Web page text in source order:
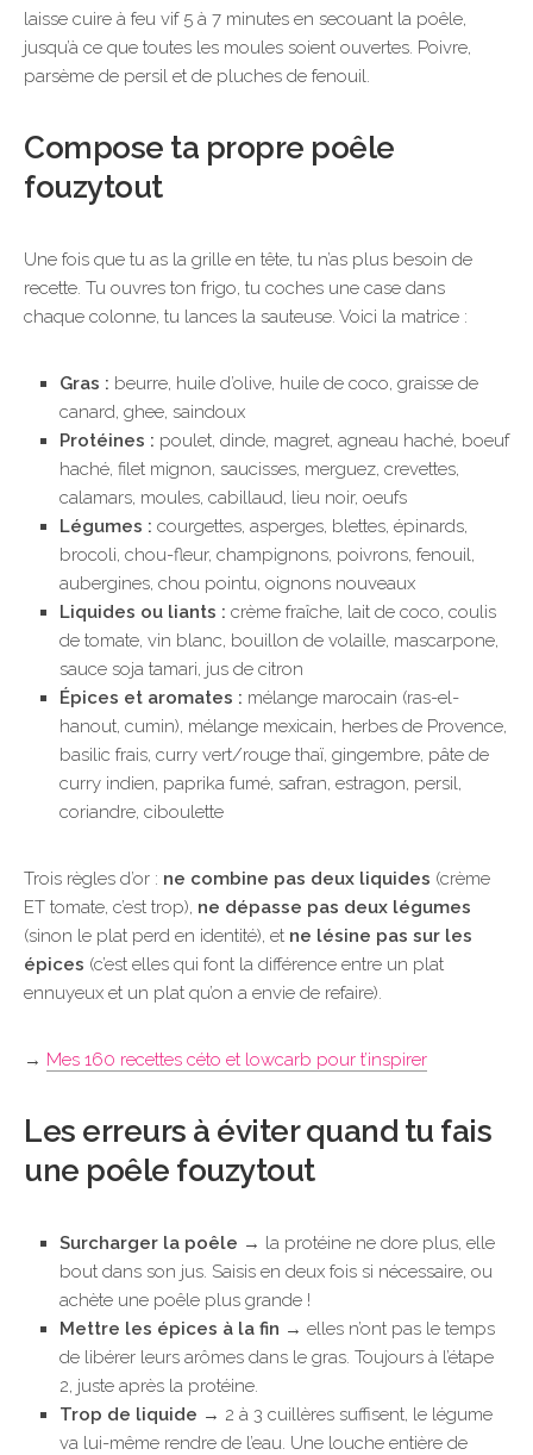
laisse cuire à feu vif 5 à 7 minutes en secouant la poêle,
jusqu’à ce que toutes les moules soient ouvertes. Poivre,
parsème de persil et de pluches de fenouil.
Compose ta propre poêle
fouzytout
Une fois que tu as la grille en tête, tu n’as plus besoin de
recette. Tu ouvres ton frigo, tu coches une case dans
chaque colonne, tu lances la sauteuse. Voici la matrice :
Gras : beurre, huile d’olive, huile de coco, graisse de
canard, ghee, saindoux
Protéines : poulet, dinde, magret, agneau haché, boeuf
haché, filet mignon, saucisses, merguez, crevettes,
calamars, moules, cabillaud, lieu noir, oeufs
Légumes : courgettes, asperges, blettes, épinards,
brocoli, chou-fleur, champignons, poivrons, fenouil,
aubergines, chou pointu, oignons nouveaux
Liquides ou liants : crème fraîche, lait de coco, coulis
de tomate, vin blanc, bouillon de volaille, mascarpone,
sauce soja tamari, jus de citron
Épices et aromates : mélange marocain (ras-el-
hanout, cumin), mélange mexicain, herbes de Provence,
basilic frais, curry vert/rouge thaï, gingembre, pâte de
curry indien, paprika fumé, safran, estragon, persil,
coriandre, ciboulette
Trois règles d’or : ne combine pas deux liquides (crème
ET tomate, c’est trop), ne dépasse pas deux légumes
(sinon le plat perd en identité), et ne lésine pas sur les
épices (c’est elles qui font la différence entre un plat
ennuyeux et un plat qu’on a envie de refaire).
→ Mes 160 recettes céto et lowcarb pour t’inspirer
Les erreurs à éviter quand tu fais
une poêle fouzytout
Surcharger la poêle → la protéine ne dore plus, elle
bout dans son jus. Saisis en deux fois si nécessaire, ou
achète une poêle plus grande !
Mettre les épices à la fin → elles n’ont pas le temps
de libérer leurs arômes dans le gras. Toujours à l’étape
2, juste après la protéine.
Trop de liquide → 2 à 3 cuillères suffisent, le légume
va lui-même rendre de l’eau. Une louche entière de